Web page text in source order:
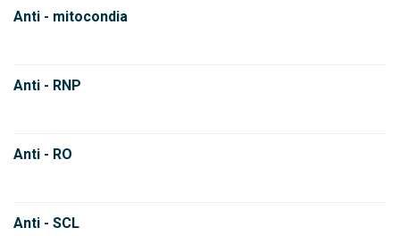
Anti - mitocondia
Anti - RNP
Anti - RO
Anti - SCL